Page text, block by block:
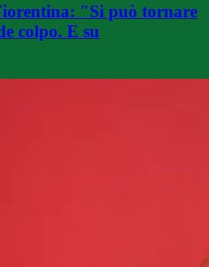
"Si può tornare
colpo. E su